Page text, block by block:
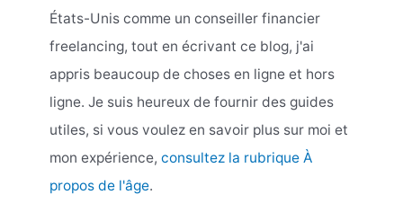
États-Unis comme un conseiller financier
freelancing, tout en écrivant ce blog, j'ai
appris beaucoup de choses en ligne et hors
ligne. Je suis heureux de fournir des guides
utiles, si vous voulez en savoir plus sur moi et
mon expérience, consultez la rubrique À
propos de l'âge.